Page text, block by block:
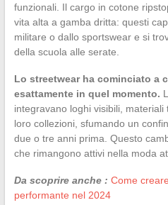
funzionali. Il cargo in cotone
vita alta a gamba dritta: questi
militare o dallo sportswear e si
della scuola alle serate.
Lo streetwear ha cominciato a
esattamente in quel momento.
integravano loghi visibili,
loro collezioni, sfumando un
due o tre anni prima. Questo
che rimangono attivi nella moda
Da scoprire anche : Come
performante nel 2024